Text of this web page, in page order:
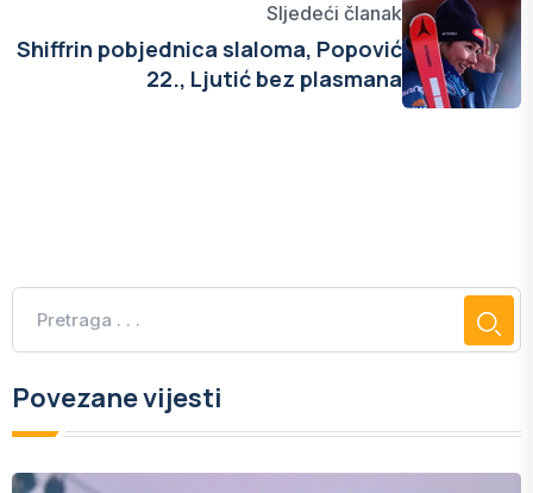
Sljedeći članak
Shiffrin pobjednica slaloma, Popović
22., Ljutić bez plasmana
Povezane vijesti